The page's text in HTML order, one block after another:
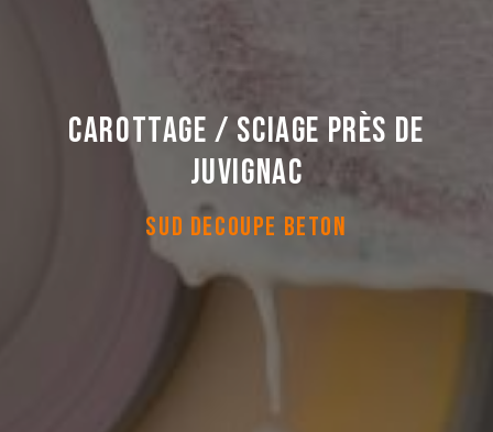
Carottage / Sciage près de
Juvignac
SUD DECOUPE BETON